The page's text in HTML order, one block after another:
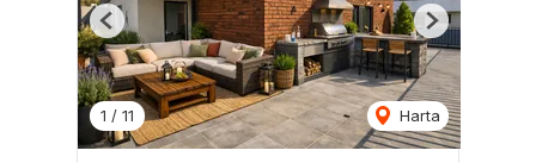
1 / 11 Harta
Previous Next